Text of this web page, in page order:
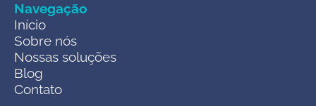
Navegação
Início
Sobre nós
Nossas soluções
Blog
Contato